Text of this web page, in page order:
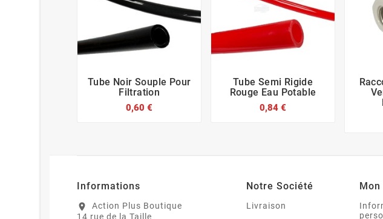
 
Tube Noir Souple Pour
Filtration
0,60 €
   
Tube Semi Rigide
Rouge Eau Potable
0,84 €

Informations
location_on
Action Plus Boutique
14 rue de la Taille
Notre Société
Livraison